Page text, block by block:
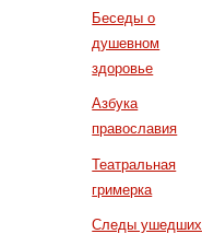
Беседы о
душевном
здоровье
Азбука
православия
Театральная
гримерка
Следы ушедших